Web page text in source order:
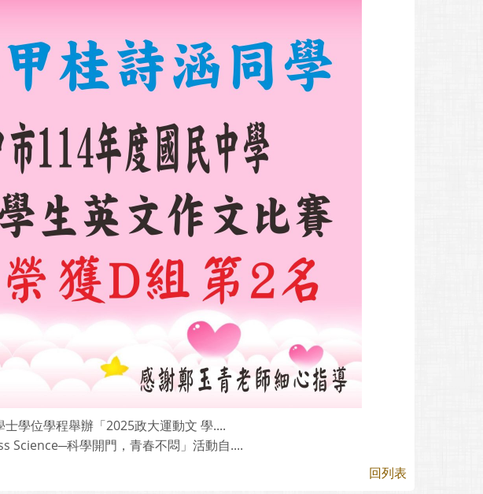
學位學程舉辦「2025政大運動文 學....
Science─科學開門，青春不悶」活動自....
回列表